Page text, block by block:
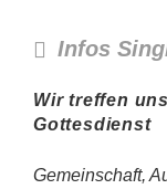
Infos
Wir treffen
Gottesdienst
Gemeinschaft,